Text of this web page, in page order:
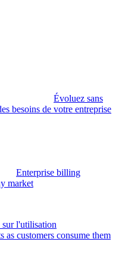
Évoluez sans
besoins de votre entreprise
Enterprise billing
market
sur l'utilisation
as customers consume them